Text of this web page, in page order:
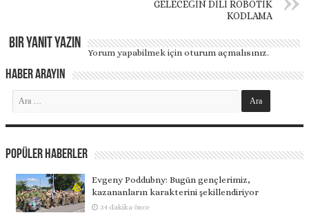
GELECEĞİN DİLİ ROBOTİK
KODLAMA
Bir yanıt yazın
Yorum yapabilmek içinoturum açmalısınız.
Haber Arayın
Popüler Haberler
Evgeny Poddubny: Bugün gençlerimiz,
kazananların karakterini şekillendiriyor
34 dakika önce